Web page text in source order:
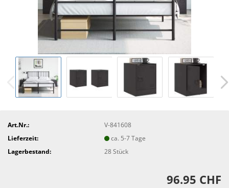
Art.Nr.:
V-841608
Lieferzeit:
ca. 5-7 Tage
Lagerbestand:
28Stück
96.95 CHF